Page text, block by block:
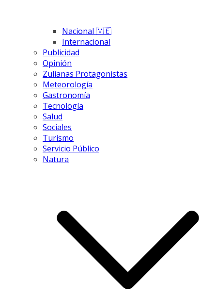
Nacional 🇻🇪
Internacional
Publicidad
Opinión
Zulianas Protagonistas
Meteorología
Gastronomía
Tecnología
Salud
Sociales
Turismo
Servicio Público
Natura